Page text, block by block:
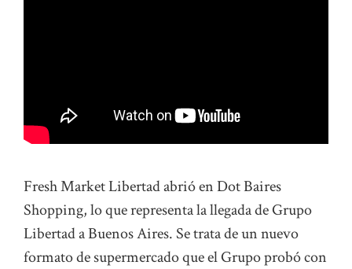
Fresh Market Libertad abrió en Dot Baires
Shopping, lo que representa la llegada de Grupo
Libertad a Buenos Aires. Se trata de un nuevo
formato de supermercado que el Grupo probó con